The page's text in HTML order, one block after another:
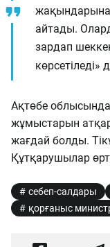
жақындарына
айтады.
зардап
көрсетіледі»
Ақтөбе облысында
жұмыстарын
жағдай болды.
Құтқарушылар
себеп-салдары
қорғаныс